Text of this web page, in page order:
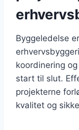
Byggeledelse
koordinering
start til slut.
projekterne
kvalitet og